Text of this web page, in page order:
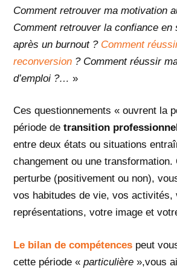
Comment retrouver ma motivation
Comment retrouver la confiance en
après un burnout ? Comment
reconversion ? Comment réussir
d’emploi ?…»
Ces questionnements « ouvrent la
période detransition
entre deux états ou situations
changement ou une transformation.
perturbe (positivement ou non),
vos habitudes de vie, vos activités,
représentations, votre image et
Le bilan de compétences peut
cette période «particulière »,vous